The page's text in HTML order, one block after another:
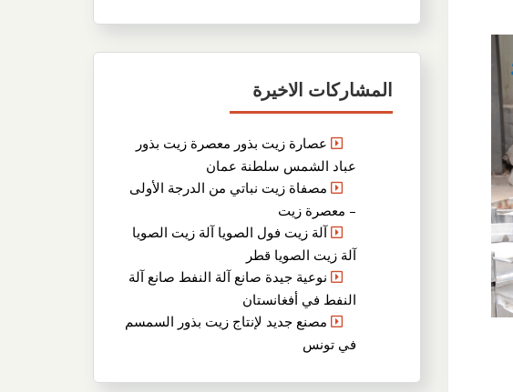
المشاركات الاخيرة
عصارة زيت بذور معصرة زيت بذور
عباد الشمس سلطنة عمان
مصفاة زيت نباتي من الدرجة الأولى
– معصرة زيت
آلة زيت فول الصويا آلة زيت الصويا
آلة زيت الصويا قطر
نوعية جيدة صانع آلة النفط صانع آلة
النفط في أفغانستان
مصنع جديد لإنتاج زيت بذور السمسم
في تونس